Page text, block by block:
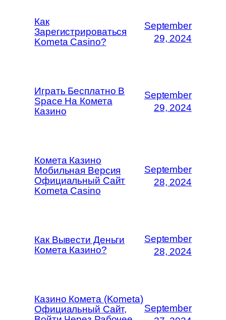
Как
Зарегистрироваться
Kometa Casino?
September
29, 2024
Играть Бесплатно В
Space На Комета
Казино
September
29, 2024
Комета Казино
Мобильная Версия
Официальный Сайт
Kometa Casino
September
28, 2024
Как Вывести Деньги
Комета Казино?
September
28, 2024
Казино Комета (Kometa)
Официальный Сайт,
September